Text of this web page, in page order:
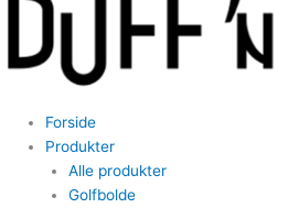
Forside
Produkter
Alle produkter
Golfbolde